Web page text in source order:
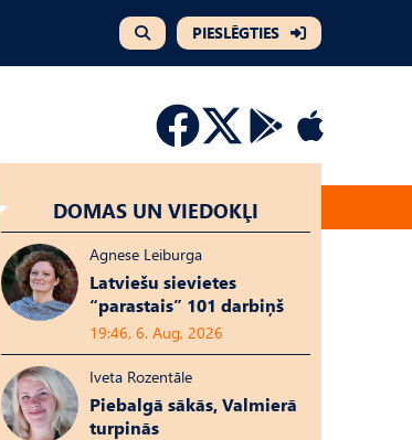
PIESLĒGTIES
DOMAS UN VIEDOKĻI
Agnese Leiburga
Latviešu sievietes
“parastais” 101 darbiņš
19:46, 6. Aug, 2026
Iveta Rozentāle
Piebalgā sākās, Valmierā
turpinās